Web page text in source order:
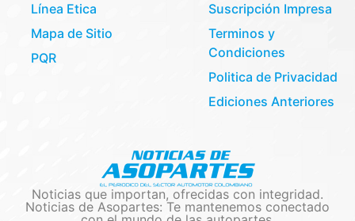
Línea Etica
Mapa de Sitio
PQR
Suscripción Impresa
Terminos y
Condiciones
Politica de Privacidad
Ediciones Anteriores
Noticias que importan, ofrecidas con integridad.
Noticias de Asopartes: Te mantenemos conectado